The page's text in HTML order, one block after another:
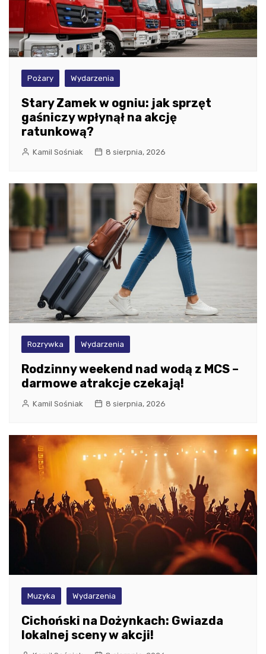
Pożary Wydarzenia
Stary Zamek w ogniu: jak sprzęt
gaśniczy wpłynął na akcję
ratunkową?
Kamil Sośniak 8 sierpnia, 2026
Rozrywka Wydarzenia
Rodzinny weekend nad wodą z MCS –
darmowe atrakcje czekają!
Kamil Sośniak 8 sierpnia, 2026
Muzyka Wydarzenia
Cichoński na Dożynkach: Gwiazda
lokalnej sceny w akcji!